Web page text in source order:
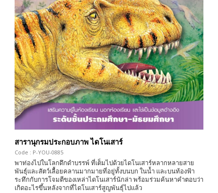
สารานุกรมประกอบภาพ ไดโนเสาร์
Code : P-YOU-0885
พาท่องไปในโลกดึกดำบรรพ์ ที่เต็มไปด้วยไดโนเสาร์หลากหลายสาย
พันธุ์และสัตว์เลื้อยคลานมากมายที่อยู่ทั้งบนบก ในน้ำ และบนท้องฟ้า
ระทึกกับการโจมตีของเหล่าไดโนเสาร์นักล่า พร้อมร่วมค้นหาคำตอบว่า
เกิดอะไรขึ้นหลังจากที่ไดโนเสาร์สูญพันธุ์ไปแล้ว